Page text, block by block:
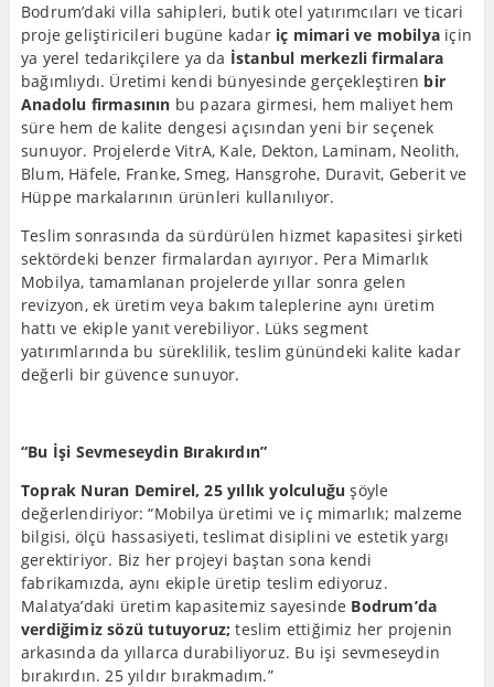
Bodrum’daki villa sahipleri, butik otel yatırımcıları ve ticari
proje geliştiricileri bugüne kadariç mimari ve mobilya için
ya yerel tedarikçilere ya da İstanbul merkezli firmalara
bağımlıydı. Üretimi kendi bünyesinde gerçekleştiren bir
Anadolu firmasının bu pazara girmesi, hem maliyet hem
süre hem de kalite dengesi açısından yeni bir seçenek
sunuyor. Projelerde VitrA, Kale, Dekton, Laminam, Neolith,
Blum, Häfele, Franke, Smeg, Hansgrohe, Duravit, Geberit ve
Hüppe markalarının ürünleri kullanılıyor.
Teslim sonrasında da sürdürülen hizmet kapasitesi şirketi
sektördeki benzer firmalardan ayırıyor. Pera Mimarlık
Mobilya, tamamlanan projelerde yıllar sonra gelen
revizyon, ek üretim veya bakım taleplerine aynı üretim
hattı ve ekiple yanıt verebiliyor. Lüks segment
yatırımlarında bu süreklilik, teslim günündeki kalite kadar
değerli bir güvence sunuyor.
“Bu İşi Sevmeseydin Bırakırdın”
Toprak Nuran Demirel, 25 yıllık yolculuğu şöyle
değerlendiriyor: “Mobilya üretimi ve iç mimarlık; malzeme
bilgisi, ölçü hassasiyeti, teslimat disiplini ve estetik yargı
gerektiriyor. Biz her projeyi baştan sona kendi
fabrikamızda, aynı ekiple üretip teslim ediyoruz.
Malatya’daki üretim kapasitemiz sayesinde Bodrum’da
verdiğimiz sözü tutuyoruz; teslim ettiğimiz her projenin
arkasında da yıllarca durabiliyoruz. Bu işi sevmeseydin
bırakırdın. 25 yıldır bırakmadım.”